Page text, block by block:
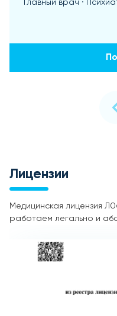
Главный врач ·
Лицензии
Медицинская лицензия
работаем легально и